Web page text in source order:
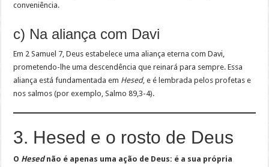
conveniência.
c) Na aliança com Davi
Em 2 Samuel 7, Deus estabelece uma aliança eterna com Davi,
prometendo-lhe uma descendência que reinará para sempre. Essa
aliança está fundamentada em Hesed, e é lembrada pelos profetas e
nos salmos (por exemplo, Salmo 89,3-4).
3. Hesed e o rosto de Deus
O Hesednão é apenas uma ação de Deus: é a sua própria